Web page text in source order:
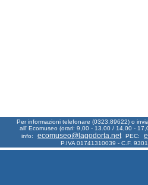
Per informazioni telefonare (0323.89622) o
all' Ecomuseo (orari: 9,00 - 13.00 / 14,00 -
info:
ecomuseo@lagodorta.net PEC:
P.IVA 01741310039 - C.F.